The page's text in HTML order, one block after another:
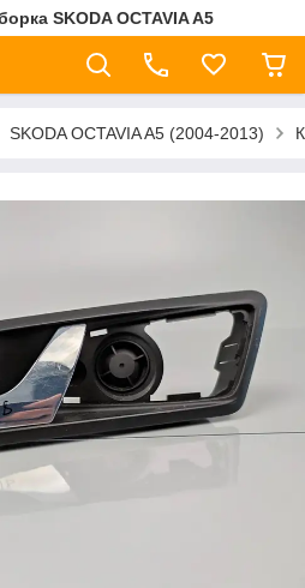
SKODA OCTAVIA A5
SKODA OCTAVIA A5 (2004-2013)